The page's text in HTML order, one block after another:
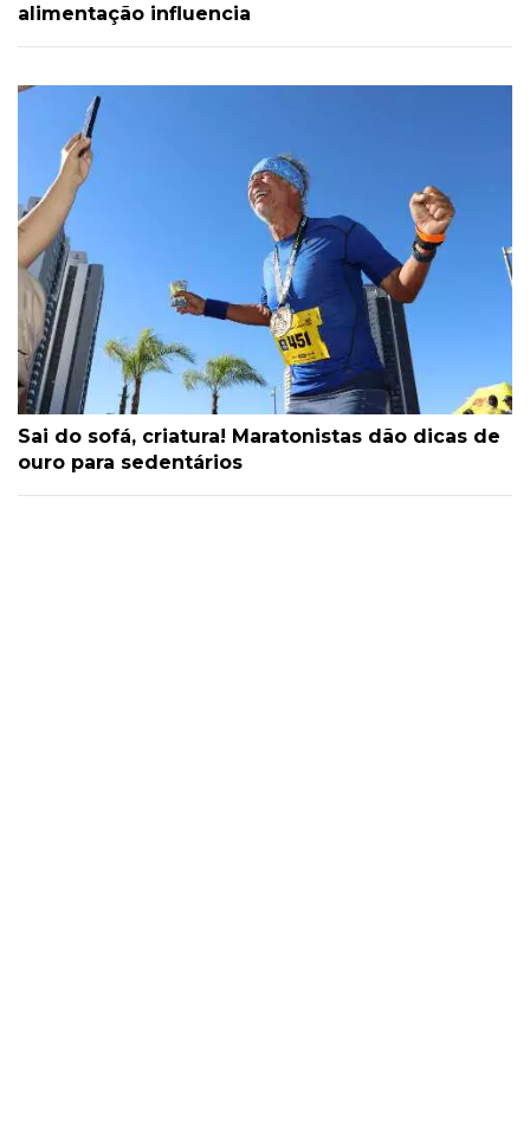
alimentação influencia
Sai do sofá, criatura! Maratonistas dão dicas de
ouro para sedentários